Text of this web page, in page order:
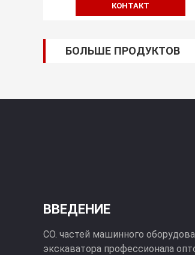
КОНТАКТ
БОЛЬШЕ ПРОДУКТОВ
ВВЕДЕНИЕ
CO. частей машинного
экскаватора профессионала